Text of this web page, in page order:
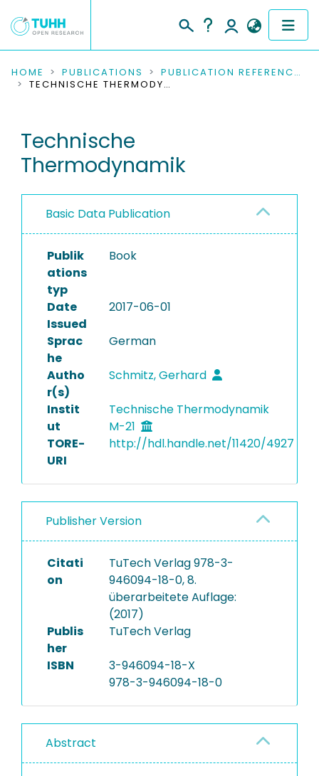
COMMUNITIES & COLLECTIONS
RESEARCH DATA
PEOPLE
INSTITUTIONS
HOME PUBLICATIONS
PUBLICATION REFERENCES
TECHNISCHE THERMODYNAMIK
Technische
Thermodynamik
Basic Data Publication
Publik
ations
typ
Book
Date
Issued
2017-06-01
Sprac
he
German
Autho
r(s)
Schmitz, Gerhard
Instit
ut
Technische Thermodynamik
M-21
TORE-
URI
http://hdl.handle.net/11420/4927
Publisher Version
Citati
on
TuTech Verlag 978-3-
946094-18-0, 8.
überarbeitete Auflage:
(2017)
Publis
her
TuTech Verlag
ISBN
3-946094-18-X
978-3-946094-18-0
Abstract